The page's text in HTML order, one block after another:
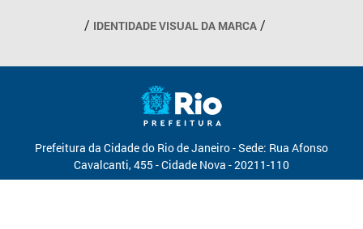
IDENTIDADE VISUAL DA MARCA
Prefeitura da Cidade do Rio de Janeiro - Sede: Rua Afonso
Cavalcanti, 455 - Cidade Nova - 20211-110